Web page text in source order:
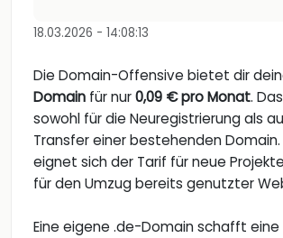
18.03.2026 - 14:08:13
Die Domain-Offensive bietet dir
Domain für nur0,09 € pro Monat.
sowohl für die Neuregistrierung als
Transfer einer bestehenden
eignet sich der Tarif für neue
für den Umzug bereits genutzter
Eine eigene .de-Domain schafft eine